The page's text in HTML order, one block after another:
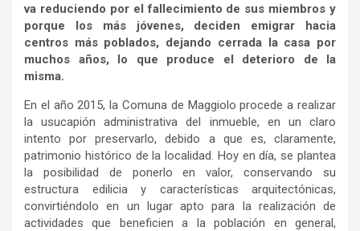
va reduciendo por el fallecimiento de sus miembros y
porque los más jóvenes, deciden emigrar hacia
centros más poblados, dejando cerrada la casa por
muchos años, lo que produce el deterioro de la
misma.
En el año 2015, la Comuna de Maggiolo procede a realizar
la usucapión administrativa del inmueble, en un claro
intento por preservarlo, debido a que es, claramente,
patrimonio histórico de la localidad. Hoy en día, se plantea
la posibilidad de ponerlo en valor, conservando su
estructura edilicia y características arquitectónicas,
convirtiéndolo en un lugar apto para la realización de
actividades que beneficien a la población en general,